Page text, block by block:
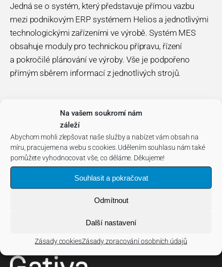
Na vašem soukromí nám
záleží
Abychom mohli zlepšovat naše služby a nabízet vám obsah na
míru, pracujeme na webu s cookies. Udělením souhlasu nám také
pomůžete vyhodnocovat vše, co děláme. Děkujeme!
Souhlasit a pokračovat
Odmítnout
Další nastavení
Zásady cookiesZásady zpracování osobních údajů
Jedná se o systém, který představuje přímou vazbu
mezi podnikovým ERP systémem Helios a jednotlivými
technologickými zařízeními ve výrobě. Systém MES
obsahuje moduly pro technickou přípravu, řízení
a pokročilé plánování ve výroby. Vše je podpořeno
přímým sběrem informací z jednotlivých strojů.
‹ Zpět do slovníku